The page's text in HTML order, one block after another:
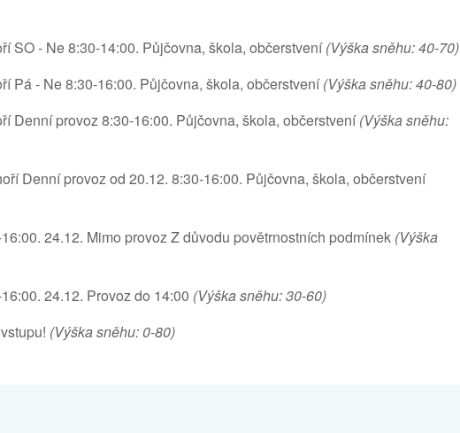
SO - Ne 8:30-14:00. Půjčovna, škola, občerstvení(Výška sněhu: 40-70)
Pá - Ne 8:30-16:00. Půjčovna, škola, občerstvení(Výška sněhu: 40-80)
Denní provoz 8:30-16:00. Půjčovna, škola, občerstvení(Výška sněhu:
Denní provoz od 20.12. 8:30-16:00. Půjčovna, škola, občerstvení
24.12. Mimo provoz Z důvodu povětrnostních podmínek (Výška
24.12. Provoz do 14:00 (Výška sněhu: 30-60)
(Výška sněhu: 0-80)